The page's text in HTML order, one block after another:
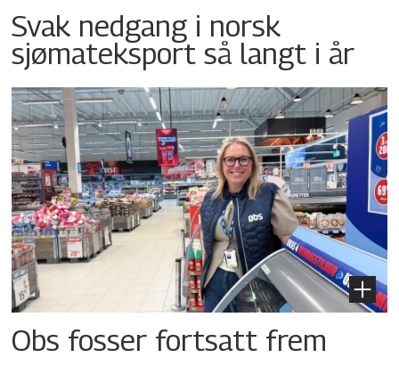
Svak nedgang i norsk
sjømateksport så langt i år
Obs fosser fortsatt frem